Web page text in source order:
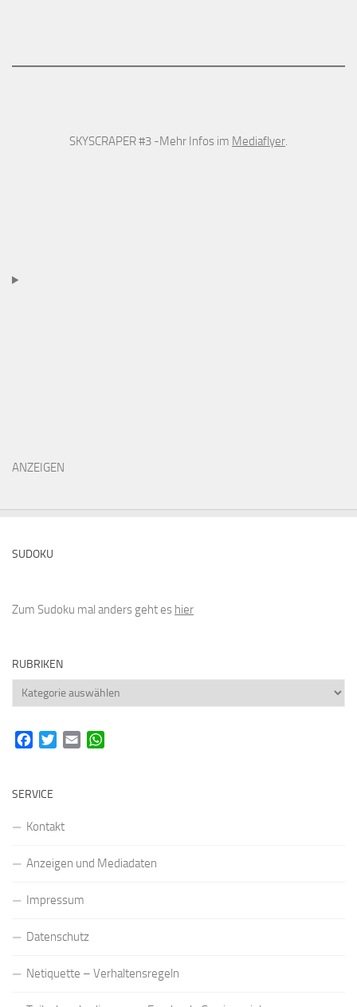
SKYSCRAPER #3 -Mehr Infos im Mediaflyer.
ANZEIGEN
SUDOKU
Zum Sudoku mal anders geht es hier
RUBRIKEN
Rubriken
FacebookTwitterEmail
SERVICE
Kontakt
Anzeigen und Mediadaten
Impressum
Datenschutz
Netiquette – Verhaltensregeln